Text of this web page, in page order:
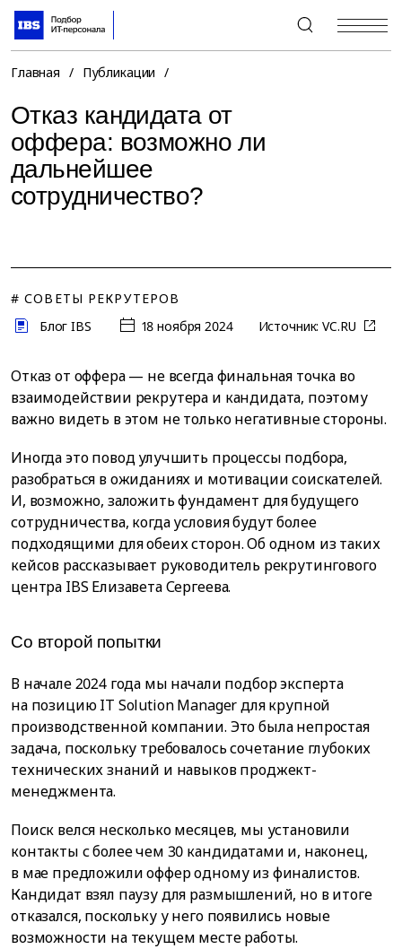
+7 (495) 967-80-80
Главная / Публикации /
Отказ кандидата от
оффера: возможно ли
дальнейшее
сотрудничество?
# СОВЕТЫ РЕКРУТЕРОВ
Блог IBS
18 ноября 2024 Источник:VC.RU
Отказ от оффера — не всегда финальная точка во
взаимодействии рекрутера и кандидата, поэтому
важно видеть в этом не только негативные стороны.
Иногда это повод улучшить процессы подбора,
разобраться в ожиданиях и мотивации соискателей.
И, возможно, заложить фундамент для будущего
сотрудничества, когда условия будут более
подходящими для обеих сторон. Об одном из таких
кейсов рассказывает руководитель рекрутингового
центра IBS Елизавета Сергеева.
Со второй попытки
В начале 2024 года мы начали подбор эксперта
на позицию IT Solution Manager для крупной
производственной компании. Это была непростая
задача, поскольку требовалось сочетание глубоких
технических знаний и навыков проджект-
менеджмента.
Поиск велся несколько месяцев, мы установили
контакты с более чем 30 кандидатами и, наконец,
в мае предложили оффер одному из финалистов.
Кандидат взял паузу для размышлений, но в итоге
отказался, поскольку у него появились новые
возможности на текущем месте работы.